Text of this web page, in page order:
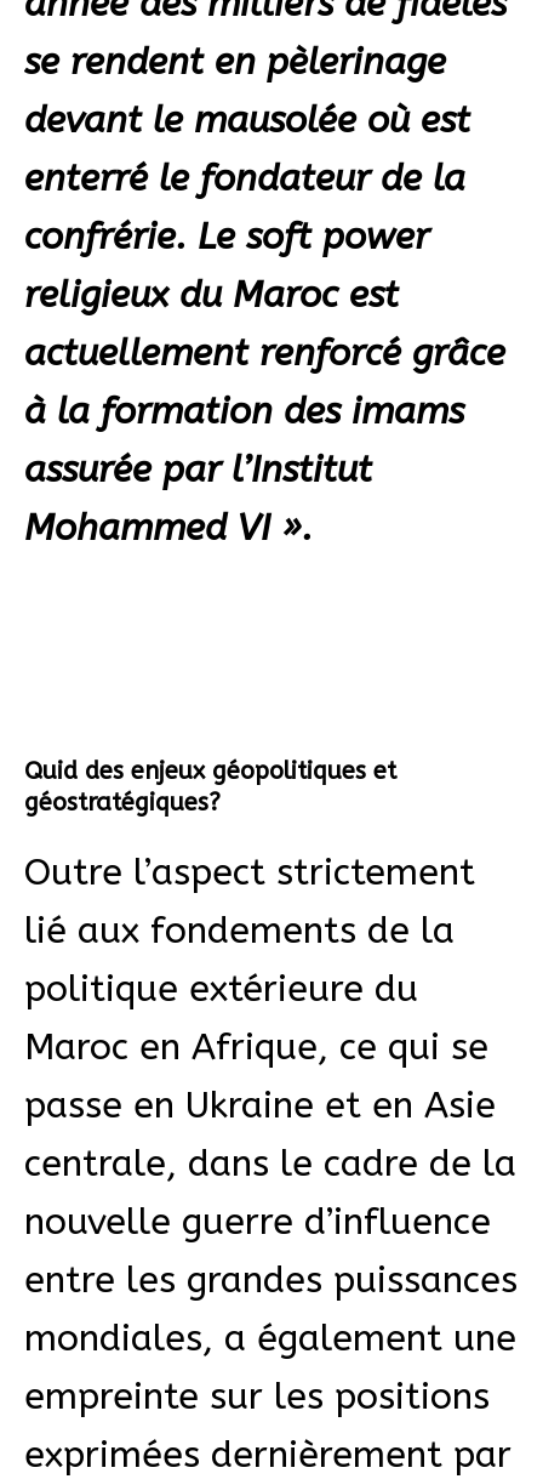
se rendent en pèlerinage
devant le mausolée où est
enterré le fondateur de la
confrérie. Le soft power
religieux du Maroc est
actuellement renforcé grâce
à la formation des imams
assurée par l’Institut
Mohammed VI ».
Quid des enjeux géopolitiques et
géostratégiques?
Outre l’aspect strictement
lié aux fondements de la
politique extérieure du
Maroc en Afrique, ce qui se
passe en Ukraine et en Asie
centrale, dans le cadre de la
nouvelle guerre d’influence
entre les grandes puissances
mondiales, a également une
empreinte sur les positions
exprimées dernièrement par